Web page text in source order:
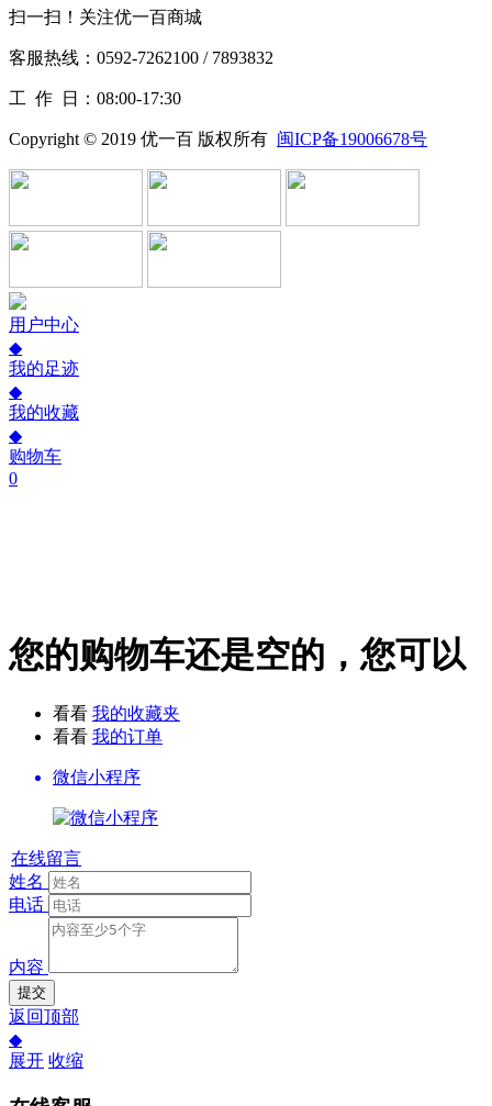
扫一扫！关注优一百商城
客服热线：0592-7262100 / 7893832
工作 日：08:00-17:30
Copyright © 2019 优一百 版权所有 闽ICP备19006678号
用户中心
◆
我的足迹
◆
我的收藏
◆
购物车
0
您的购物车还是空的，您可以
看看 我的收藏夹
看看 我的订单
微信小程序
在线留言
姓名
电话
内容
提交
返回顶部
◆
展开 收缩